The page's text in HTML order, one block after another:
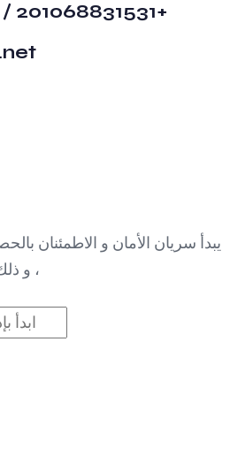
201068831531+
يبدأ سريان الأمان و الاطمئنان
، و